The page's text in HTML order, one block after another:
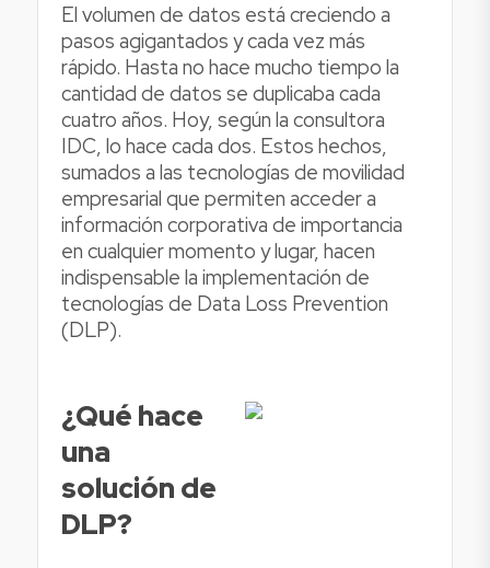
El volumen de datos está creciendo a
pasos agigantados y cada vez más
rápido. Hasta no hace mucho tiempo la
cantidad de datos se duplicaba cada
cuatro años. Hoy, según la consultora
IDC, lo hace cada dos. Estos hechos,
sumados a las tecnologías de movilidad
empresarial que permiten acceder a
información corporativa de importancia
en cualquier momento y lugar, hacen
indispensable la implementación de
tecnologías de Data Loss Prevention
(DLP).
¿Qué hace
una
solución de
DLP?